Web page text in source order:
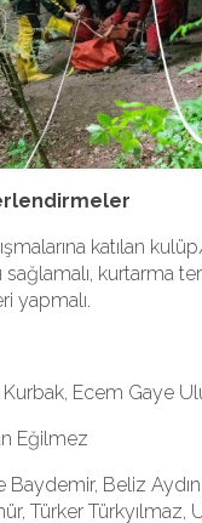
katılan
sağlamalı, kurtarma
yapmalı.
Ecem Gaye
Eğilmez
Baydemir, Beliz
Türker Türkyılmaz,